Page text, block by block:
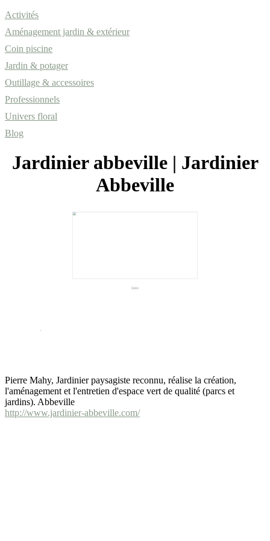
Activités
Aménagement jardin & extérieur
Coin piscine
Jardin & potager
Outillage & accessoires
Professionnels
Univers floral
Blog
Jardinier abbeville | Jardinier
Abbeville
Pierre Mahy, Jardinier paysagiste reconnu, réalise la création,
l'aménagement et l'entretien d'espace vert de qualité (parcs et
jardins). Abbeville
http://www.jardinier-abbeville.com/